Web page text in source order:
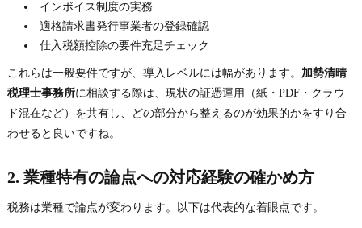
インボイス制度の実務
適格請求書発行事業者の登録確認
仕入税額控除の要件充足チェック
これらは一般要件ですが、導入レベルには幅があります。 加勢清晴
税理士事務所に相談する際は、現状の証憑運用（紙・PDF・クラウ
ド混在など）を共有し、どの部分から整えるのが効果的かをすり合
わせると良いですね。
2. 業種特有の論点への対応経験の確かめ方
税務は業種で論点が変わります。以下は代表的な着眼点です。